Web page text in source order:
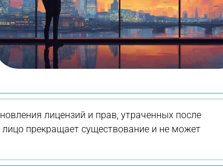
лицензий и прав, утраченных после
прекращает существование и не может